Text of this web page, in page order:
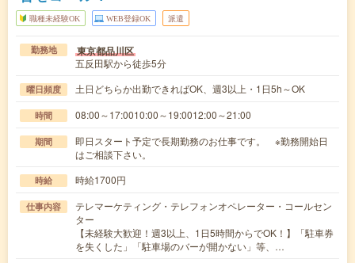
職種未経験OK WEB登録OK 派遣
勤務地 東京都品川区
五反田駅から徒歩5分
曜日頻度 土日どちらか出勤できればOK、週3以上・1日5h～OK
時間 08:00～17:0010:00～19:0012:00～21:00
期間
即日スタート予定で長期勤務のお仕事です。 ※勤務開始日
はご相談下さい。
時給 時給1700円
仕事内容
テレマーケティング・テレフォンオペレーター・コールセン
ター
【未経験大歓迎！週3以上、1日5時間からでOK！】「駐車券
を失くした」「駐車場のバーが開かない」等、…